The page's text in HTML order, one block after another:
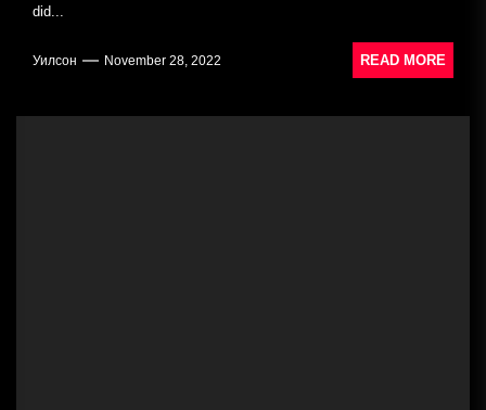
did...
Уилсон November 28, 2022 READ MORE